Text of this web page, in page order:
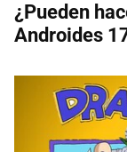
¿Pueden
Androides